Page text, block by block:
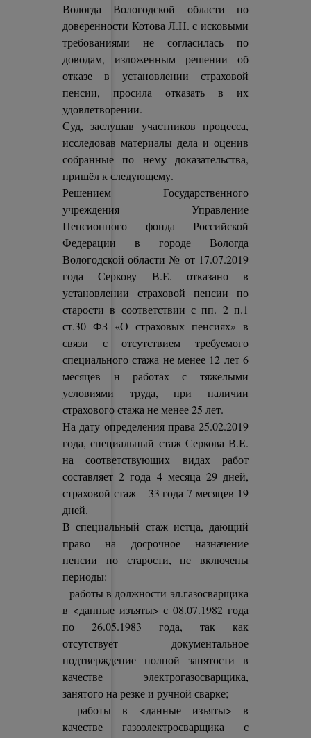
Вологда Вологодской области по
доверенности Котова Л.Н. с исковыми
требованиями не согласилась по
доводам, изложенным решении об
отказе в установлении страховой
пенсии, просила отказать в их
удовлетворении.
Суд, заслушав участников процесса,
исследовав материалы дела и оценив
собранные по нему доказательства,
пришёл к следующему.
Решением Государственного
учреждения - Управление
Пенсионного фонда Российской
Федерации в городе Вологда
Вологодской области № от 17.07.2019
года Серкову В.Е. отказано в
установлении страховой пенсии по
старости в соответствии с пп. 2 п.1
ст.30 ФЗ «О страховых пенсиях» в
связи с отсутствием требуемого
специального стажа не менее 12 лет 6
месяцев н работах с тяжелыми
условиями труда, при наличии
страхового стажа не менее 25 лет.
На дату определения права 25.02.2019
года, специальный стаж Серкова В.Е.
на соответствующих видах работ
составляет 2 года 4 месяца 29 дней,
страховой стаж – 33 года 7 месяцев 19
дней.
В специальный стаж истца, дающий
право на досрочное назначение
пенсии по старости, не включены
периоды:
- работы в должности эл.газосварщика
в <данные изъяты> с 08.07.1982 года
по 26.05.1983 года, так как
отсутствует документальное
подтверждение полной занятости в
качестве электрогазосварщика,
занятого на резке и ручной сварке;
- работы в <данные изъяты> в
качестве газоэлектросварщика с